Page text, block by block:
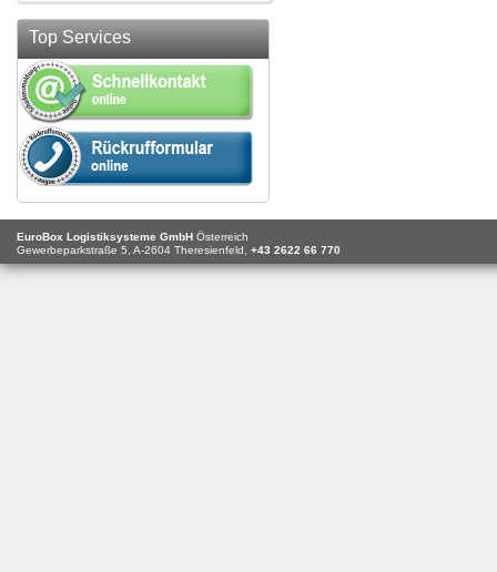
Top Services
EuroBox Logistiksysteme GmbH Österreich
Gewerbeparkstraße 5, A-2604 Theresienfeld, +43 2622 66 770